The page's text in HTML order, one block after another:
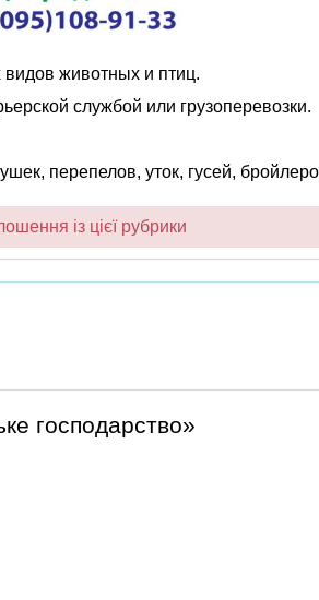
животных и птиц.
службой или грузоперевозки.
перепелов, уток, гусей,
із цієї рубрики
господарство»